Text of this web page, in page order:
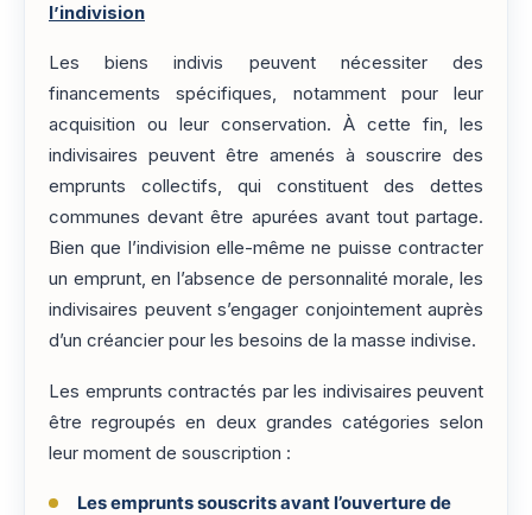
l’indivision
Les biens indivis peuvent nécessiter des
financements spécifiques, notamment pour leur
acquisition ou leur conservation. À cette fin, les
indivisaires peuvent être amenés à souscrire des
emprunts collectifs, qui constituent des dettes
communes devant être apurées avant tout partage.
Bien que l’indivision elle-même ne puisse contracter
un emprunt, en l’absence de personnalité morale, les
indivisaires peuvent s’engager conjointement auprès
d’un créancier pour les besoins de la masse indivise.
Les emprunts contractés par les indivisaires peuvent
être regroupés en deux grandes catégories selon
leur moment de souscription :
Les emprunts souscrits avant l’ouverture de